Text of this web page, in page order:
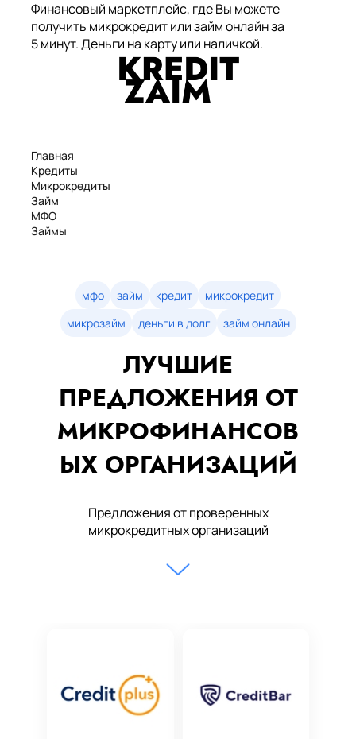
Финансовый маркетплейс, где Вы можете
получить микрокредит или займ онлайн за
5 минут. Деньги на карту или наличкой.
Главная
Кредиты
Микрокредиты
Займ
МФО
Займы
Займы онлайн
Денежные кредиты
мфо займ кредит
микрокредит
микрозайм
деньги в долг займ онлайн
ЛУЧШИЕ
ПРЕДЛОЖЕНИЯ ОТ
МИКРОФИНАНСОВ
ЫХ ОРГАНИЗАЦИЙ
Предложения от проверенных
микрокредитных организаций